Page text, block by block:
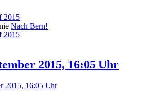
2015
Nach Bern!
2015
2015, 16:05 Uhr